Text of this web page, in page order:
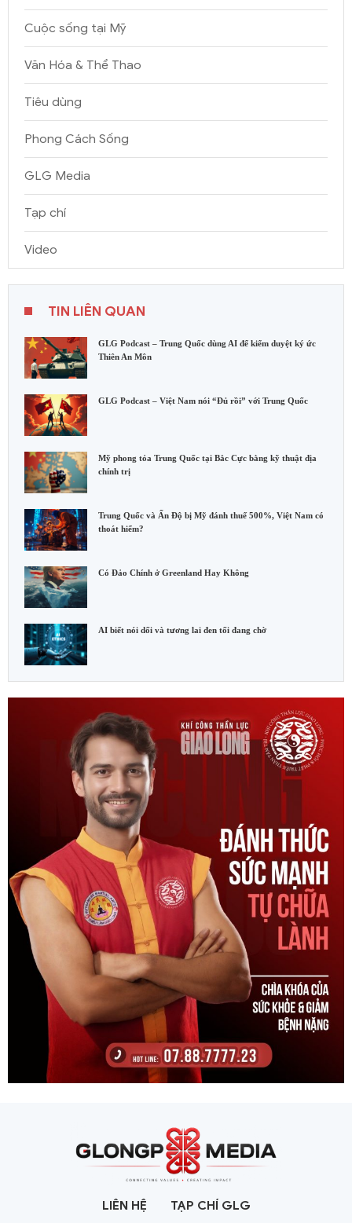
Cuộc sống tại Mỹ
Văn Hóa & Thể Thao
Tiêu dùng
Phong Cách Sống
GLG Media
Tạp chí
Video
TIN LIÊN QUAN
GLG Podcast – Trung Quốc dùng AI để kiểm duyệt ký ức
Thiên An Môn
GLG Podcast – Việt Nam nói “Đủ rồi” với Trung Quốc
Mỹ phong tỏa Trung Quốc tại Bắc Cực bằng kỹ thuật địa
chính trị
Trung Quốc và Ấn Độ bị Mỹ đánh thuế 500%, Việt Nam có
thoát hiểm?
Có Đảo Chính ở Greenland Hay Không
AI biết nói dối và tương lai đen tối đang chờ
LIÊN HỆ TẠP CHÍ GLG